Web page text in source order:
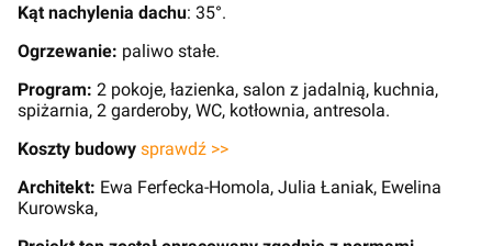
Kąt nachylenia dachu: 35°.
Ogrzewanie: paliwo stałe.
Program: 2 pokoje, łazienka, salon z jadalnią, kuchnia,
spiżarnia, 2 garderoby, WC, kotłownia, antresola.
Koszty budowy sprawdź >>
Architekt: Ewa Ferfecka-Homola, Julia Łaniak, Ewelina
Kurowska,